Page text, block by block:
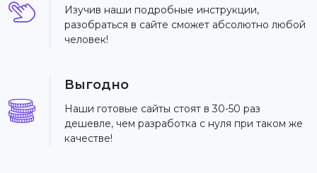
Изучив наши подробные инструкции,
разобраться в сайте сможет абсолютно любой
человек!
Выгодно
Наши готовые сайты стоят в 30-50 раз
дешевле, чем разработка с нуля при таком же
качестве!